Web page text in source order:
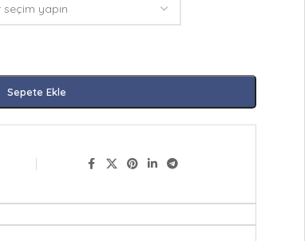
Sepete Ekle